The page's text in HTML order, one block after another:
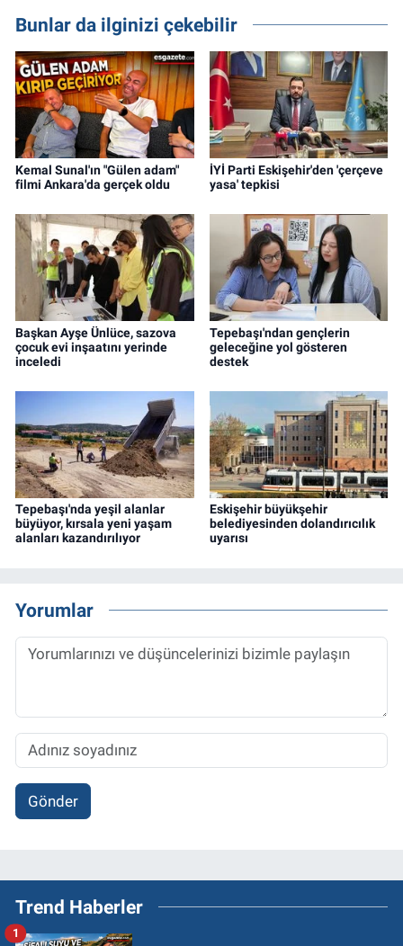
Bunlar da ilginizi çekebilir
Kemal Sunal'ın "Gülen adam"
filmi Ankara'da gerçek oldu
İYİ Parti Eskişehir'den 'çerçeve
yasa' tepkisi
Başkan Ayşe Ünlüce, sazova
çocuk evi inşaatını yerinde
inceledi
Tepebaşı'ndan gençlerin
geleceğine yol gösteren
destek
Tepebaşı'nda yeşil alanlar
büyüyor, kırsala yeni yaşam
alanları kazandırılıyor
Eskişehir büyükşehir
belediyesinden dolandırıcılık
uyarısı
Yorumlar
Gönder
Trend Haberler
1